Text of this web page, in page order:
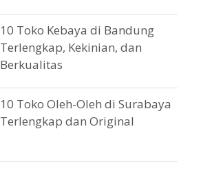
10 Toko Kebaya di Bandung
Terlengkap, Kekinian, dan
Berkualitas
10 Toko Oleh-Oleh di Surabaya
Terlengkap dan Original